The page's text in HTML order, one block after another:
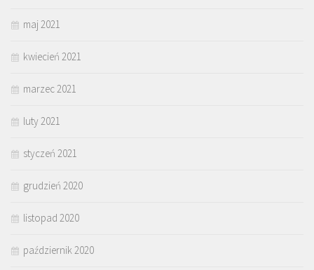
maj 2021
kwiecień 2021
marzec 2021
luty 2021
styczeń 2021
grudzień 2020
listopad 2020
październik 2020